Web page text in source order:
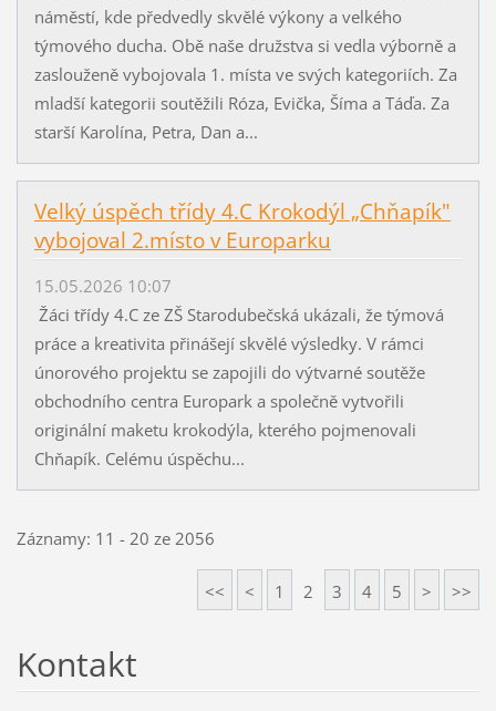
náměstí, kde předvedly skvělé výkony a velkého
týmového ducha. Obě naše družstva si vedla výborně a
zaslouženě vybojovala 1. místa ve svých kategoriích. Za
mladší kategorii soutěžili Róza, Evička, Šíma a Táďa. Za
starší Karolína, Petra, Dan a...
Velký úspěch třídy 4.C Krokodýl „Chňapík"
vybojoval 2.místo v Europarku
15.05.2026 10:07
Žáci třídy 4.C ze ZŠ Starodubečská ukázali, že týmová
práce a kreativita přinášejí skvělé výsledky. V rámci
únorového projektu se zapojili do výtvarné soutěže
obchodního centra Europark a společně vytvořili
originální maketu krokodýla, kterého pojmenovali
Chňapík. Celému úspěchu...
Záznamy: 11 - 20 ze 2056
<< < 1 2 3 4 5 > >>
Kontakt